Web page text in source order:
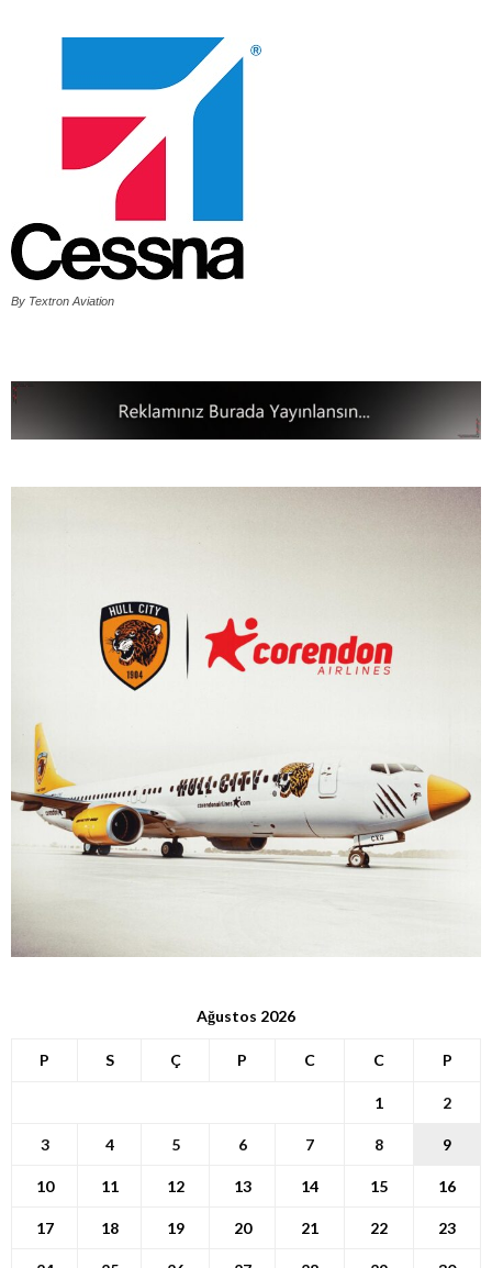
By Textron Aviation
Ağustos 2026
P S Ç P C C P
1 2
3 4 5 6 7 8 9
10 11 12 13 14 15 16
17 18 19 20 21 22 23